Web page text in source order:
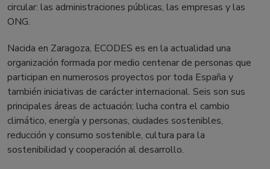
circular: las administraciones públicas, las empresas y las
ONG.
Nacida en Zaragoza, ECODES es en la actualidad una
organización formada por medio centenar de personas que
participan en numerosos proyectos por toda España y
también iniciativas de carácter internacional. Seis son sus
principales áreas de actuación: lucha contra el cambio
climático, energía y personas, ciudades sostenibles,
reducción y consumo sostenible, cultura para la
sostenibilidad y cooperación al desarrollo.